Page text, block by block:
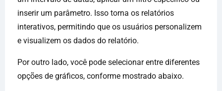
inserir um parâmetro. Isso torna os relatórios
interativos, permitindo que os usuários personalizem
e visualizem os dados do relatório.
Por outro lado, você pode selecionar entre diferentes
opções de gráficos, conforme mostrado abaixo.